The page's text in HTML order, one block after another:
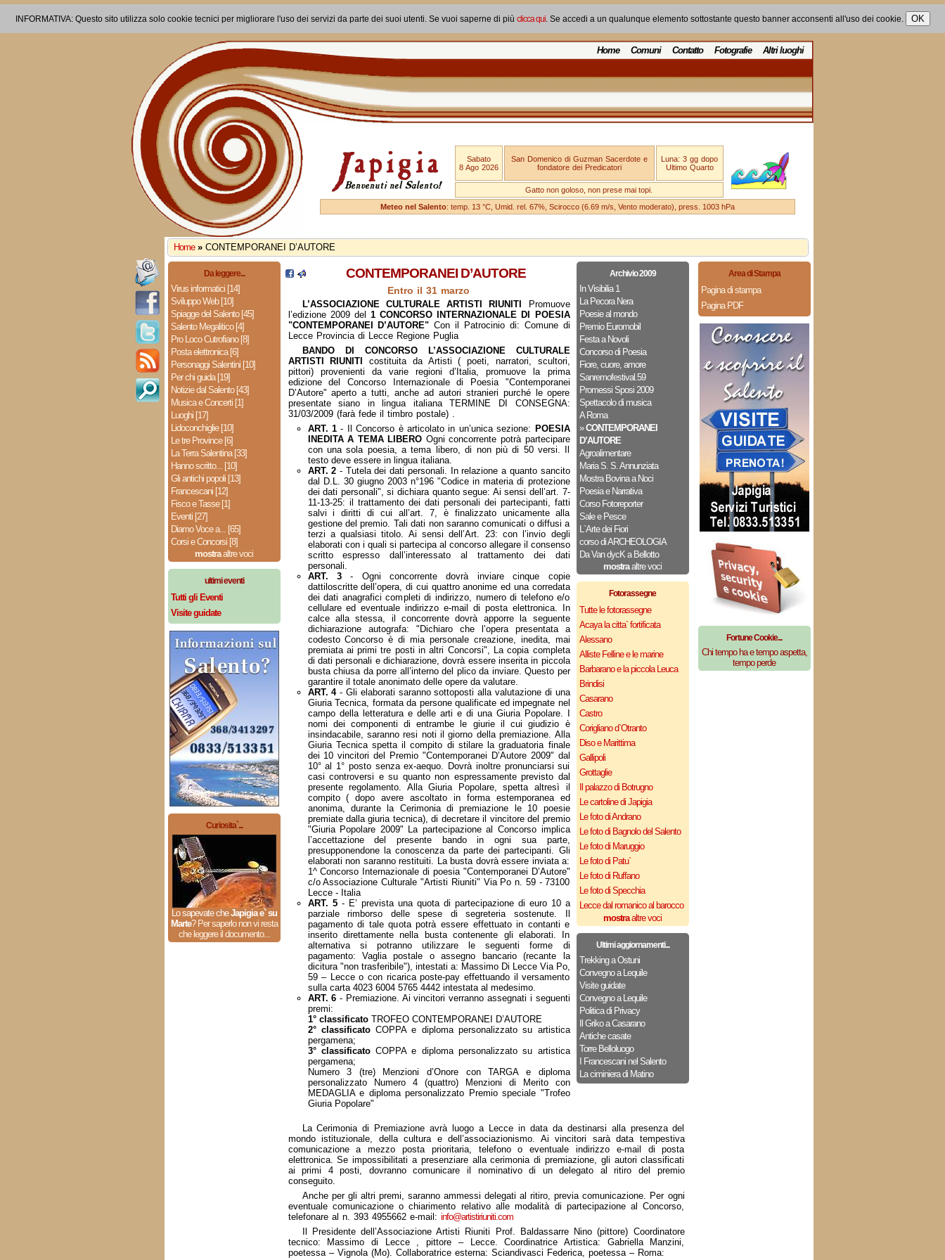
INFORMATIVA: Questo sito utilizza solo cookie tecnici per migliorare l'uso dei servizi da parte dei suoi utenti. Se vuoi saperne di più clicca qui. Se accedi a un qualunque elemento sottostante questo banner acconsenti all'uso dei cookie.
Home Comuni Contatto Fotografie Altri luoghi
Sabato
8 Ago 2026
San Domenico di Guzman Sacerdote e
fondatore dei Predicatori
Luna: 3 gg dopo
Ultimo Quarto
Gatto non goloso, non prese mai topi.
Meteo nel Salento: temp. 13 °C, Umid. rel. 67%, Scirocco (6.69 m/s, Vento moderato), press. 1003 hPa
Home » CONTEMPORANEI D’AUTORE
Da leggere...
Virus informatici [14]
Sviluppo Web [10]
Spiagge del Salento [45]
Salento Megalitico [4]
Pro Loco Cutrofiano [8]
Posta elettronica [6]
Personaggi Salentini [10]
Per chi guida [19]
Notizie dal Salento [43]
Musica e Concerti [1]
Luoghi [17]
Lidoconchiglie [10]
Le tre Province [6]
La Terra Salentina [33]
Hanno scritto... [10]
Gli antichi popoli [13]
Francescani [12]
Fisco e Tasse [1]
Eventi [27]
Diamo Voce a... [65]
Corsi e Concorsi [8]
mostraaltre voci
ultimi eventi
Tutti gli Eventi
Visite guidate
Curiosita`...
Lo sapevate cheJapigia e` su
Marte? Per saperlo non vi resta
che leggere il documento...
Archivio 2009
In Visibilia 1
La Pecora Nera
Poesie al mondo
Premio Euromobil
Festa a Novoli
Concorso di Poesia
Fiore, cuore, amore
Sanremofestival.59
Promessi Sposi 2009
Spettacolo di musica
A Roma
»CONTEMPORANEI
D’AUTORE
Agroalimentare
Maria S. S. Annunziata
Mostra Bovina a Noci
Poesia e Narrativa
Corso Fotoreporter
Sale e Pesce
L`Arte dei Fiori
corso di ARCHEOLOGIA
Da Van dycK a Bellotto
mostraaltre voci
Fotorassegne
Tutte le fotorassegne
Acaya la citta` fortificata
Alessano
Alliste Felline e le marine
Barbarano e la piccola Leuca
Brindisi
Casarano
Castro
Corigliano d`Otranto
Diso e Marittima
Gallipoli
Grottaglie
Il palazzo di Botrugno
Le cartoline di Japigia
Le foto di Andrano
Le foto di Bagnolo del Salento
Le foto di Maruggio
Le foto di Patu`
Le foto di Ruffano
Le foto di Specchia
Lecce dal romanico al barocco
mostraaltre voci
Ultimi aggiornamenti...
Trekking a Ostuni
Convegno a Lequile
Visite guidate
Convegno a Lequile
Politica di Privacy
Il Griko a Casarano
Antiche casate
Torre Belloluogo
I Francescani nel Salento
La ciminiera di Matino
CONTEMPORANEI D’AUTORE
Entro il 31 marzo
L’ASSOCIAZIONE CULTURALE ARTISTI RIUNITI
Promuove
l’edizione 2009 del 1 CONCORSO INTERNAZIONALE DI POESIA
"CONTEMPORANEI D’AUTORE" Con il Patrocinio di: Comune di
Lecce Provincia di Lecce Regione Puglia
BANDO DI CONCORSO L’ASSOCIAZIONE CULTURALE
ARTISTI RIUNITI
costituita da Artisti ( poeti, narratori, scultori,
pittori) provenienti da varie regioni d’Italia, promuove la prima
edizione del Concorso Internazionale di Poesia "Contemporanei
D’Autore" aperto a tutti, anche ad autori stranieri purché le opere
presentate siano in lingua italiana TERMINE DI CONSEGNA:
31/03/2009 (farà fede il timbro postale) .
ART. 1- Il Concorso è articolato in un’unica sezione: POESIA
INEDITA A TEMA LIBERO Ogni concorrente potrà partecipare
con una sola poesia, a tema libero, di non più di 50 versi. Il
testo deve essere in lingua italiana.
ART. 2 - Tutela dei dati personali. In relazione a quanto sancito
dal D.L. 30 giugno 2003 n°196 "Codice in materia di protezione
dei dati personali", si dichiara quanto segue: Ai sensi dell’art. 7-
11-13-25: il trattamento dei dati personali dei partecipanti, fatti
salvi i diritti di cui all’art. 7, è finalizzato unicamente alla
gestione del premio. Tali dati non saranno comunicati o diffusi a
terzi a qualsiasi titolo. Ai sensi dell’Art. 23: con l’invio degli
elaborati con i quali si partecipa al concorso allegare il consenso
scritto espresso dall’interessato al trattamento dei dati
personali.
ART. 3- Ogni concorrente dovrà inviare cinque copie
dattiloscritte dell’opera, di cui quattro anonime ed una corredata
dei dati anagrafici completi di indirizzo, numero di telefono e/o
cellulare ed eventuale indirizzo e-mail di posta elettronica. In
calce alla stessa, il concorrente dovrà apporre la seguente
dichiarazione autografa: "Dichiaro che l’opera presentata a
codesto Concorso è di mia personale creazione, inedita, mai
premiata ai primi tre posti in altri Concorsi", La copia completa
di dati personali e dichiarazione, dovrà essere inserita in piccola
busta chiusa da porre all’interno del plico da inviare. Questo per
garantire il totale anonimato delle opere da valutare.
ART. 4- Gli elaborati saranno sottoposti alla valutazione di una
Giuria Tecnica, formata da persone qualificate ed impegnate nel
campo della letteratura e delle arti e di una Giuria Popolare. I
nomi dei componenti di entrambe le giurie il cui giudizio è
insindacabile, saranno resi noti il giorno della premiazione. Alla
Giuria Tecnica spetta il compito di stilare la graduatoria finale
dei 10 vincitori del Premio "Contemporanei D’Autore 2009" dal
10° al 1° posto senza ex-aequo. Dovrà inoltre pronunciarsi sui
casi controversi e su quanto non espressamente previsto dal
presente regolamento. Alla Giuria Popolare, spetta altresì il
compito ( dopo avere ascoltato in forma estemporanea ed
anonima, durante la Cerimonia di premiazione le 10 poesie
premiate dalla giuria tecnica), di decretare il vincitore del premio
"Giuria Popolare 2009" La partecipazione al Concorso implica
l’accettazione del presente bando in ogni sua parte,
presupponendone la conoscenza da parte dei partecipanti. Gli
elaborati non saranno restituiti. La busta dovrà essere inviata a:
1^ Concorso Internazionale di poesia "Contemporanei D’Autore"
c/o Associazione Culturale "Artisti Riuniti" Via Po n. 59 - 73100
Lecce - Italia
ART. 5- E’ prevista una quota di partecipazione di euro 10 a
parziale rimborso delle spese di segreteria sostenute. Il
pagamento di tale quota potrà essere effettuato in contanti e
inserito direttamente nella busta contenente gli elaborati. In
alternativa si potranno utilizzare le seguenti forme di
pagamento: Vaglia postale o assegno bancario (recante la
dicitura "non trasferibile"), intestati a: Massimo Di Lecce Via Po,
59 – Lecce o con ricarica poste-pay effettuando il versamento
sulla carta 4023 6004 5765 4442 intestata al medesimo.
ART. 6 - Premiazione. Ai vincitori verranno assegnati i seguenti
premi:
1° classificatoTROFEO CONTEMPORANEI D’AUTORE
2° classificatoCOPPA e diploma personalizzato su artistica
pergamena;
3° classificatoCOPPA e diploma personalizzato su artistica
pergamena;
Numero 3 (tre) Menzioni d’Onore con TARGA e diploma
personalizzato Numero 4 (quattro) Menzioni di Merito con
MEDAGLIA e diploma personalizzato Premio speciale "Trofeo
Giuria Popolare"
La Cerimonia di Premiazione avrà luogo a Lecce in data da destinarsi alla presenza del
mondo istituzionale, della cultura e dell’associazionismo. Ai vincitori sarà data tempestiva
comunicazione a mezzo posta prioritaria, telefono o eventuale indirizzo e-mail di posta
elettronica. Se impossibilitati a presenziare alla cerimonia di premiazione, gli autori classificati
ai primi 4 posti, dovranno comunicare il nominativo di un delegato al ritiro del premio
conseguito.
Anche per gli altri premi, saranno ammessi delegati al ritiro, previa comunicazione. Per ogni
eventuale comunicazione o chiarimento relativo alle modalità di partecipazione al Concorso,
telefonare al n. 393 4955662 e-mail: info@artistiriuniti.com
Il Presidente dell’Associazione Artisti Riuniti Prof. Baldassarre Nino (pittore) Coordinatore
tecnico: Massimo di Lecce , pittore – Lecce. Coordinatrice Artistica: Gabriella Manzini,
poetessa – Vignola (Mo). Collaboratrice esterna: Sciandivasci Federica, poetessa – Roma:
Area di Stampa
Pagina di stampa
Pagina PDF
Fortune Cookie...
Chi tempo ha e tempo aspetta,
tempo perde